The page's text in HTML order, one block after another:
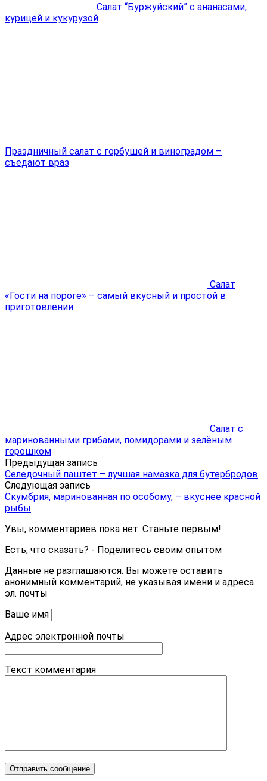
Салат “Буржуйский” с ананасами,
курицей и кукурузой
Праздничный салат с горбушей и виноградом –
съедают враз
Салат
«Гости на пороге» – самый вкусный и простой в
приготовлении
Салат с
маринованными грибами, помидорами и зелёным
горошком
Предыдущая запись
Селедочный паштет – лучшая намазка для бутербродов
Следующая запись
Скумбрия, маринованная по особому, – вкуснее красной
рыбы
Увы, комментариев пока нет. Станьте первым!
Есть, что сказать? - Поделитесь своим опытом
Данные не разглашаются. Вы можете оставить
анонимный комментарий, не указывая имени и адреса
эл. почты
Ваше имя
Адрес электронной почты
Текст комментария